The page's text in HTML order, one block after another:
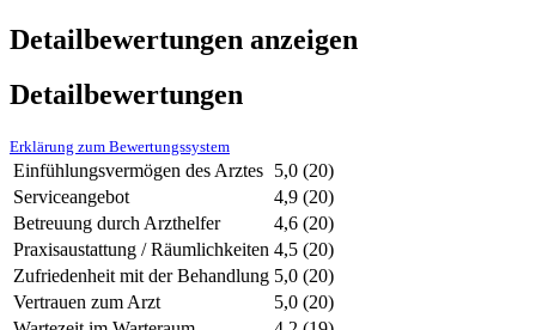
Detailbewertungen anzeigen
Detailbewertungen
Erklärung zum Bewertungssystem
Einfühlungsvermögen des Arztes 5,0 (20)
Serviceangebot
4,9 (20)
Betreuung durch Arzthelfer
4,6 (20)
Praxisaustattung / Räumlichkeiten 4,5 (20)
Zufriedenheit mit der Behandlung 5,0 (20)
Vertrauen zum Arzt
5,0 (20)